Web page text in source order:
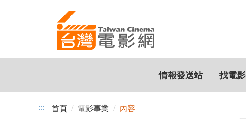
情報發送站 找電影
::: 首頁 電影事業 內容